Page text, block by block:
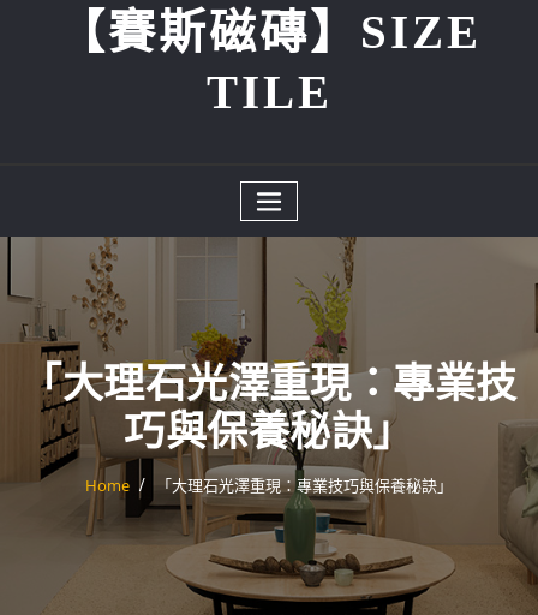
【賽斯磁磚】SIZE
TILE
「大理石光澤重現：專業技
巧與保養秘訣」
Home 「大理石光澤重現：專業技巧與保養秘訣」